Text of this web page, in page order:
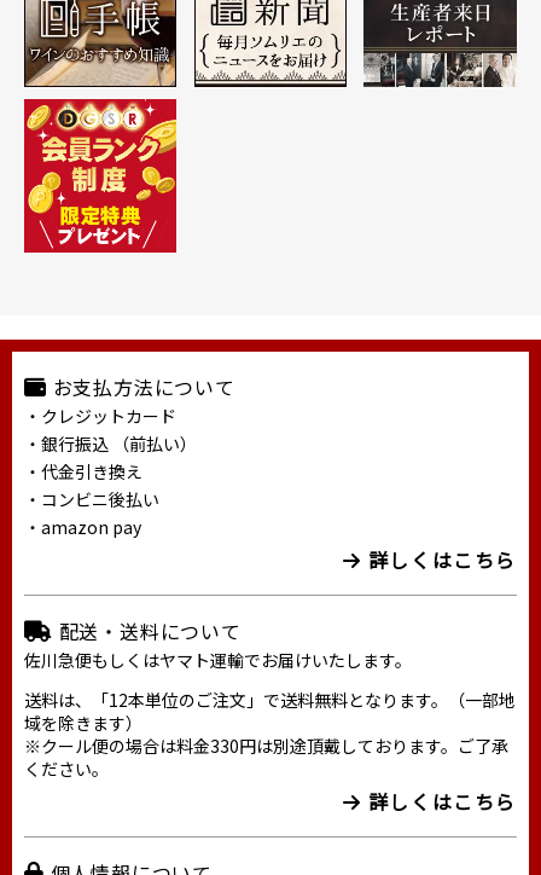
お支払方法について
・クレジットカード
・銀行振込 （前払い）
・代金引き換え
・コンビニ後払い
・amazon pay
詳しくはこちら
配送・送料について
佐川急便もしくはヤマト運輸でお届けいたします。
送料は、「12本単位のご注文」で送料無料となります。（一部地
域を除きます）
※クール便の場合は料金330円は別途頂戴しております。ご了承
ください。
詳しくはこちら